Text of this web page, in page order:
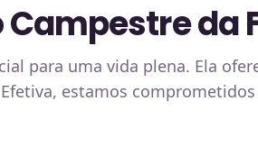
da
para uma vida plena. Ela
estamos